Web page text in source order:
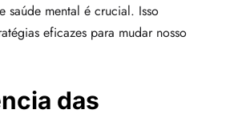
saúde mental é crucial. Isso
eficazes para mudar nosso
das